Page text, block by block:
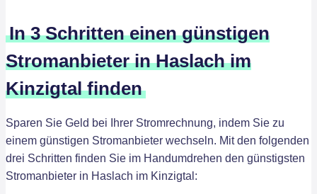
In 3 Schritten einen günstigen
Stromanbieter in Haslach im
Kinzigtal finden
Sparen Sie Geld bei Ihrer Stromrechnung, indem Sie zu
einem günstigen Stromanbieter wechseln. Mit den folgenden
drei Schritten finden Sie im Handumdrehen den günstigsten
Stromanbieter in Haslach im Kinzigtal: